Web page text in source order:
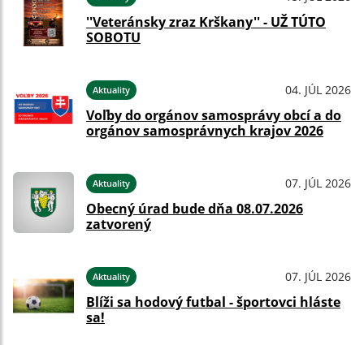
''Veteránsky zraz Krškany'' - UŽ TÚTO
SOBOTU
Aktuality 04. JÚL 2026
Voľby do orgánov samosprávy obcí a do
orgánov samosprávnych krajov 2026
Aktuality 07. JÚL 2026
Obecný úrad bude dňa 08.07.2026
zatvorený
Aktuality 07. JÚL 2026
Blíži sa hodový futbal - športovci hláste
sa!